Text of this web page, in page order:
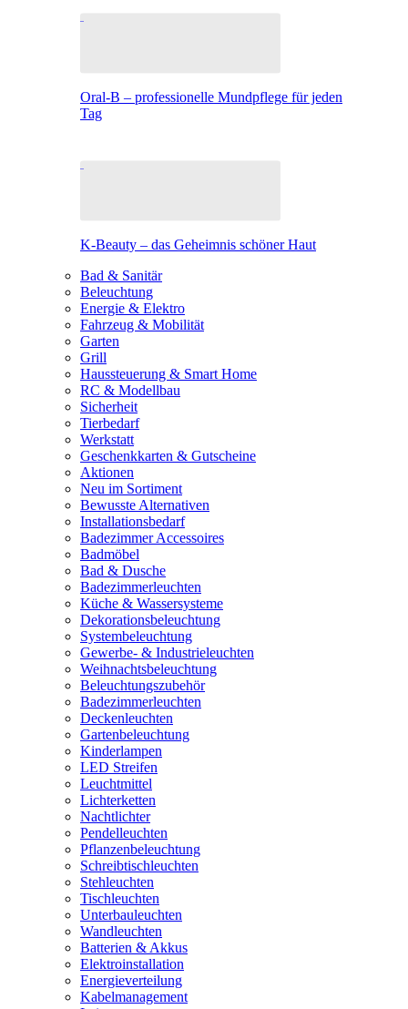
Oral-B – professionelle Mundpflege für jeden
Tag
K-Beauty – das Geheimnis schöner Haut
Bad & Sanitär
Beleuchtung
Energie & Elektro
Fahrzeug & Mobilität
Garten
Grill
Haussteuerung & Smart Home
RC & Modellbau
Sicherheit
Tierbedarf
Werkstatt
Geschenkkarten & Gutscheine
Aktionen
Neu im Sortiment
Bewusste Alternativen
Installationsbedarf
Badezimmer Accessoires
Badmöbel
Bad & Dusche
Badezimmerleuchten
Küche & Wassersysteme
Dekorationsbeleuchtung
Systembeleuchtung
Gewerbe- & Industrieleuchten
Weihnachtsbeleuchtung
Beleuchtungszubehör
Badezimmerleuchten
Deckenleuchten
Gartenbeleuchtung
Kinderlampen
LED Streifen
Leuchtmittel
Lichterketten
Nachtlichter
Pendelleuchten
Pflanzenbeleuchtung
Schreibtischleuchten
Stehleuchten
Tischleuchten
Unterbauleuchten
Wandleuchten
Batterien & Akkus
Elektroinstallation
Energieverteilung
Kabelmanagement